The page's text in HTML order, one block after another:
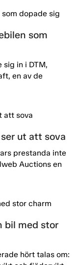
som
in i DTM,
en av de
ut att sova
prestanda inte
Auctions en
bil med stor
hört talas om: